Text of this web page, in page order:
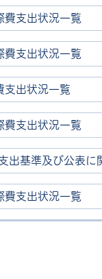
費支出状況一覧
費支出状況一覧
支出状況一覧
費支出状況一覧
出基準及び公表に
費支出状況一覧